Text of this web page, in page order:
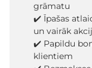
grāmatu
✔️ Īpašas
un vairāk
✔️ Papildu
klientiem